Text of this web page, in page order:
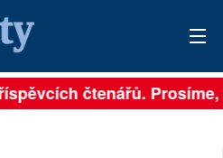
čtenářů. Prosíme,